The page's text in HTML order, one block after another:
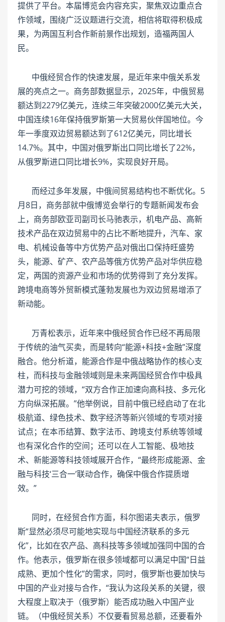
提供了平台。本届博览会内容充实，聚焦双边重点合
作领域，围绕广泛议题进行交流，相信将取得积极成
果，为两国互利合作新前景作出规划，造福两国人
民。
中俄经贸合作的快速发展，是近年来中俄关系发
展的亮点之一。商务部数据显示，2025年，中俄贸易
额达到2279亿美元，连续三年突破2000亿美元大关，
中国连续16年保持俄罗斯第一大贸易伙伴国地位。今
年一季度双边贸易额达到了612亿美元，同比增长
14.7%。其中，中国对俄罗斯出口同比增长了22%，
从俄罗斯进口同比增长9%，实现良好开局。
而经过多年发展，中俄间贸易结构也不断优化。5
月8日，商务部就中俄博览会举行的专题新闻发布会
上，商务部欧亚司副司长马驰表示，机电产品、高新
技术产品在双边贸易中的占比不断地提升，汽车、家
电、机械设备等中方优势产品对俄出口保持旺盛势
头，能源、矿产、农产品等俄方优势产品对华供应稳
定，两国的资源产业和市场的优势得到了充分发挥。
跨境电商等外贸新模式蓬勃发展也为双边贸易增添了
新动能。
万青松表示，近年来中俄经贸合作已经不再局限
于传统的油气买卖，而是转向“能源+科技+金融”深度
融合。他分析道，能源合作是中俄战略协作的核心支
柱，而科技与金融领域则是未来两国经贸合作中极具
潜力可挖的领域，“双方合作正加速向高科技、多元化
方向纵深拓展。”他举例说，目前中俄已经启动了在北
极航道、绿色技术、数字经济等新兴领域的专项对接
试点；在本币结算、数字法币、跨境支付系统等领域
也有深化合作的空间；还可以在人工智能、极地技
术、新能源等科技领域展开合作，“最终形成能源、金
融与科技‘三合一’联动合作，确保中俄合作提质增
效。”
同时，在经贸合作方面，科尔图诺夫表示，俄罗
斯“显然必须尽可能地实现与中国经济联系的多元
化”，比如在农产品、高科技等多领域加强同中国的合
作。他表示，俄罗斯在很多领域都可以满足中国“日益
成熟、更加个性化”的需求，同时，俄罗斯也要加快与
中国的产业对接与合作，“我认为这段关系的关键，很
大程度上取决于（俄罗斯）能否成功融入中国产业
链。（中俄经贸关系）不仅要看贸易总额，还要看外